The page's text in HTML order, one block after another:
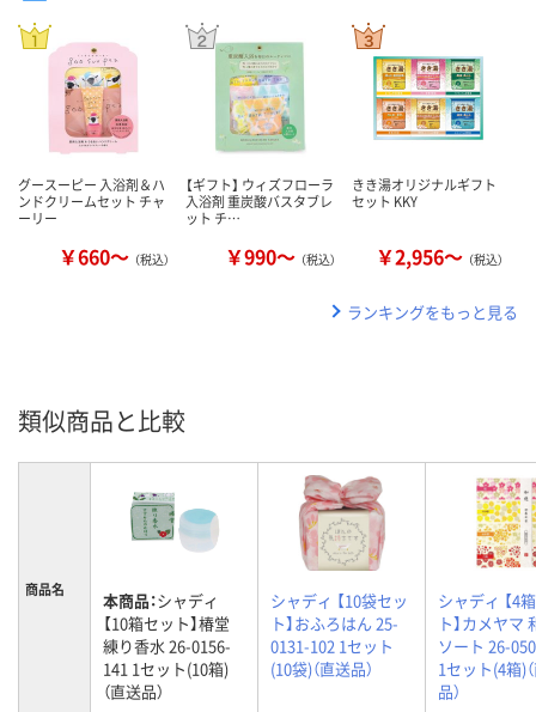
グースーピー 入浴剤＆ハ
ンドクリームセット チャ
ーリー
￥660～ （税込）
【ギフト】 ウィズフローラ
入浴剤 重炭酸バスタブレ
ット チ…
￥990～ （税込）
きき湯オリジナルギフト
セット KKY
￥2,956～ （税込）
ランキングをもっと見る
類似商品と比較
商品名 本商品：シャディ
【10箱セット】椿堂
練り香水 26-0156-
141 1セット(10箱)
（直送品）
シャディ 【10袋セッ
ト】おふろはん 25-
0131-102 1セット
(10袋)（直送品）
シャディ 【4
ト】カメヤマ
ソート 26-
1セット(4箱)
品）